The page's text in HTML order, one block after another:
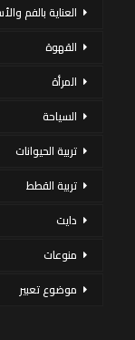
العناية بالفم
القهوة
المرأة
السياحة
تربية الحيوانات
تربية القطط
دايت
منوعات
موضوع تعبير